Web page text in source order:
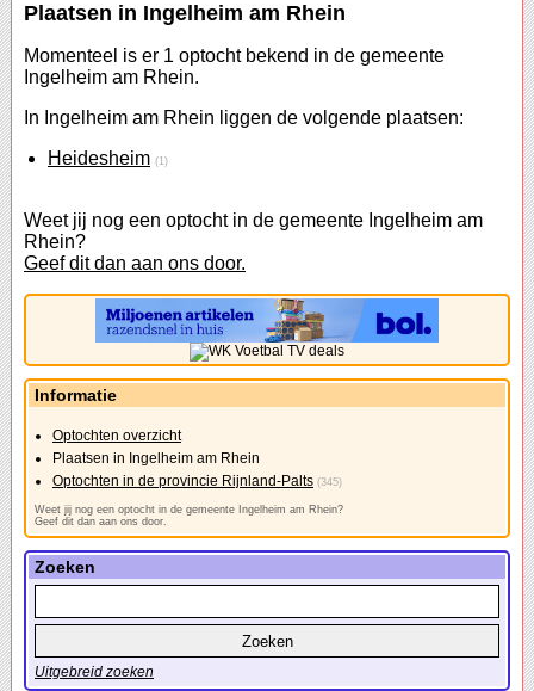
Plaatsen in Ingelheim am Rhein
Momenteel is er 1 optocht bekend in de gemeente
Ingelheim am Rhein.
In Ingelheim am Rhein liggen de volgende plaatsen:
Heidesheim (1)
Weet jij nog een optocht in de gemeente Ingelheim am
Rhein?
Geef dit dan aan ons door.
Informatie
Optochten overzicht
Plaatsen in Ingelheim am Rhein
Optochten in de provincie Rijnland-Palts (345)
Weet jij nog een optocht in de gemeente Ingelheim am Rhein?
Geef dit dan aan ons door.
Zoeken
Uitgebreid zoeken